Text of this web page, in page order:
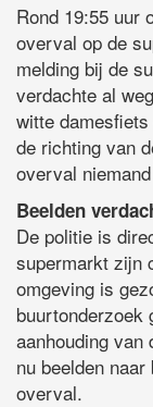
Rond 19:55 uur
overval op de
melding bij de
verdachte al
witte
de richting van
overval
Beelden
De politie is
supermarkt zijn
omgeving is
buurtonderzoek
aanhouding van
nu beelden
overval.